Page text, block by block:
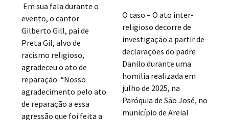
Em sua fala durante o
evento, o cantor
Gilberto Gill, pai de
Preta Gil, alvo de
racismo religioso,
agradeceu o ato de
reparação. “Nosso
agradecimento pelo ato
de reparação a essa
agressão que foi feita a
O caso – O ato inter-
religioso decorre de
investigação a partir de
declarações do padre
Danilo durante uma
homilia realizada em
julho de 2025, na
Paróquia de São José, no
município de Areial